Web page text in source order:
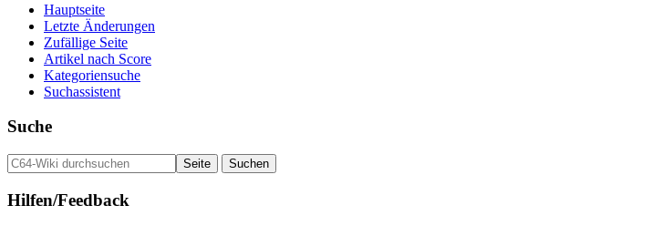
Hauptseite
Letzte Änderungen
Zufällige Seite
Artikel nach Score
Kategoriensuche
Suchassistent
Suche
Hilfen/Feedback